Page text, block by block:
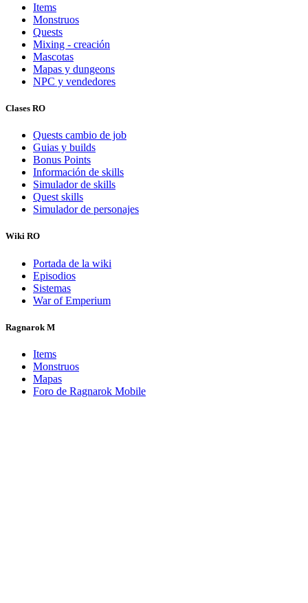
Items
Monstruos
Quests
Mixing - creación
Mascotas
Mapas y dungeons
NPC y vendedores
Clases RO
Quests cambio de job
Guias y builds
Bonus Points
Información de skills
Simulador de skills
Quest skills
Simulador de personajes
Wiki RO
Portada de la wiki
Episodios
Sistemas
War of Emperium
Ragnarok M
Items
Monstruos
Mapas
Foro de Ragnarok Mobile